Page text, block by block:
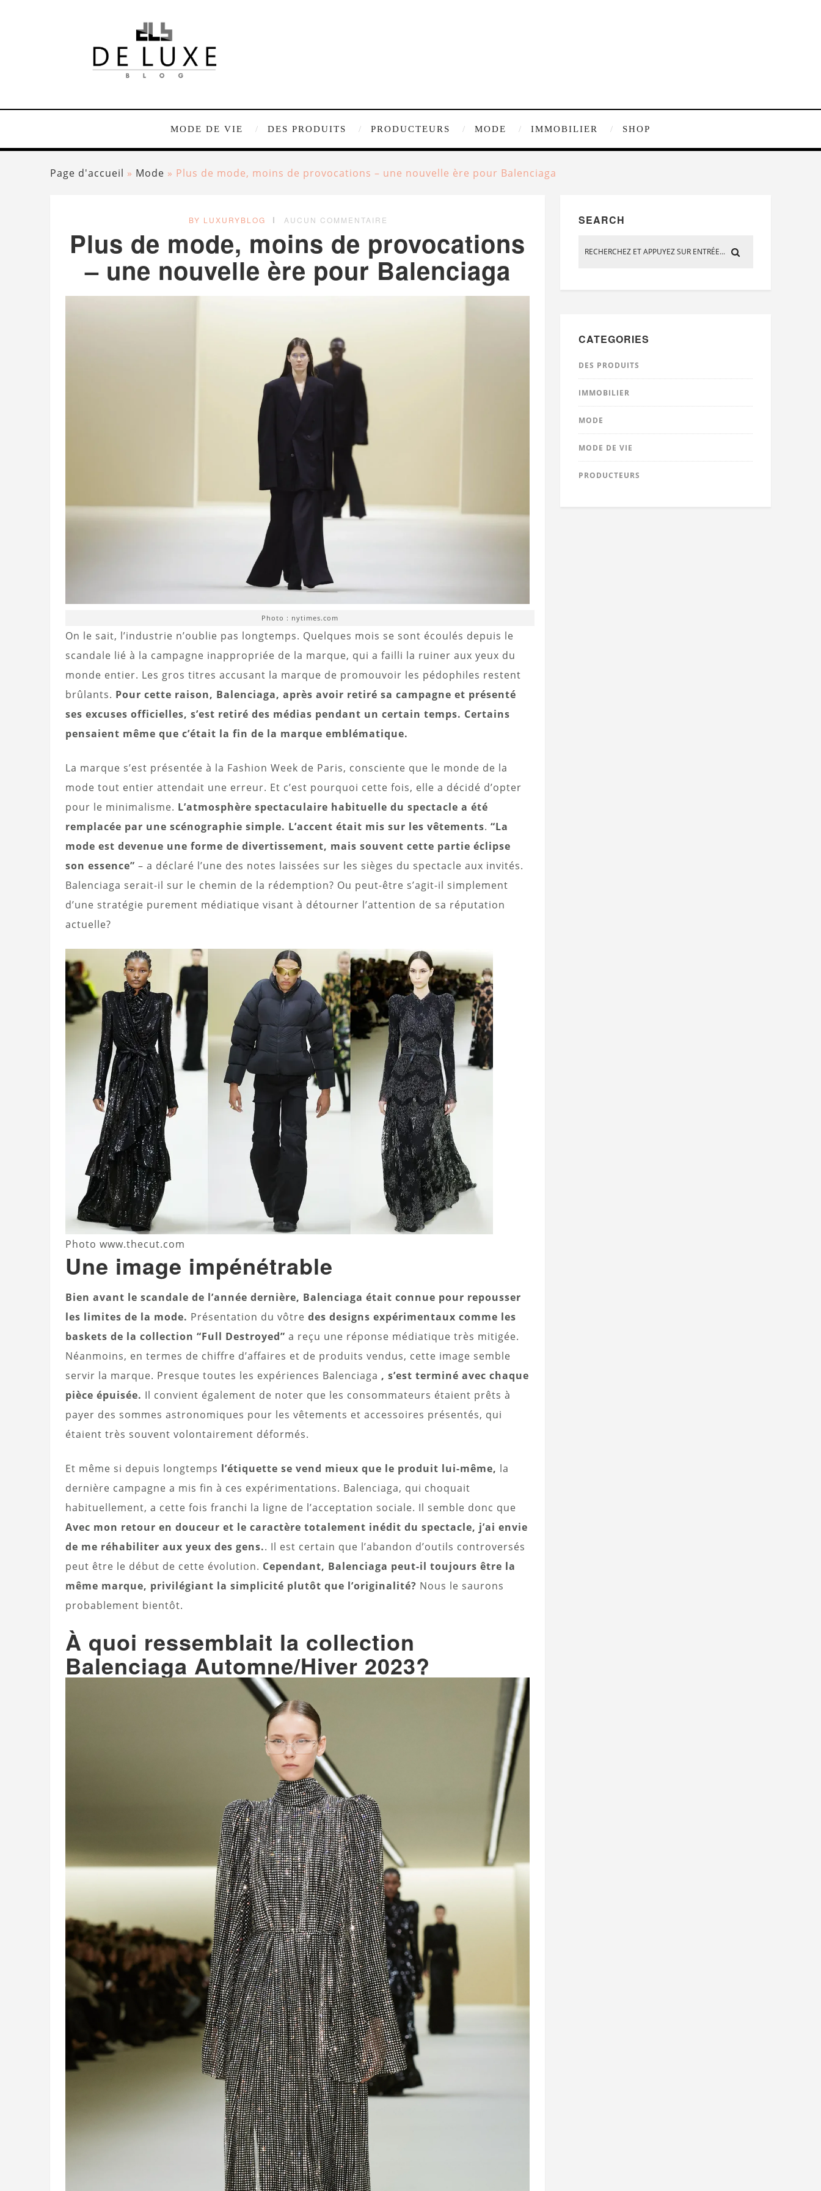
MODE DE VIE DES PRODUITS PRODUCTEURS MODE IMMOBILIER SHOP
Page d'accueil » Mode » Plus de mode, moins de provocations – une nouvelle ère pour Balenciaga
BY LUXURYBLOG AUCUN COMMENTAIRE
Plus de mode, moins de provocations
– une nouvelle ère pour Balenciaga
Photo : nytimes.com
On le sait, l’industrie n’oublie pas longtemps. Quelques mois se sont écoulés depuis le
scandale lié à la campagne inappropriée de la marque, qui a failli la ruiner aux yeux du
monde entier. Les gros titres accusant la marque de promouvoir les pédophiles restent
brûlants. Pour cette raison, Balenciaga, après avoir retiré sa campagne et présenté
ses excuses officielles, s’est retiré des médias pendant un certain temps. Certains
pensaient même que c’était la fin de la marque emblématique.
La marque s’est présentée à la Fashion Week de Paris, consciente que le monde de la
mode tout entier attendait une erreur. Et c’est pourquoi cette fois, elle a décidé d’opter
pour le minimalisme. L’atmosphère spectaculaire habituelle du spectacle a été
remplacée par une scénographie simple. L’accent était mis sur les vêtements. “La
mode est devenue une forme de divertissement, mais souvent cette partie éclipse
son essence” – a déclaré l’une des notes laissées sur les sièges du spectacle aux invités.
Balenciaga serait-il sur le chemin de la rédemption? Ou peut-être s’agit-il simplement
d’une stratégie purement médiatique visant à détourner l’attention de sa réputation
actuelle?
Photo www.thecut.com
Une image impénétrable
Bien avant le scandale de l’année dernière, Balenciaga était connue pour repousser
les limites de la mode. Présentation du vôtre des designs expérimentaux comme les
baskets de la collection “Full Destroyed” a reçu une réponse médiatique très mitigée.
Néanmoins, en termes de chiffre d’affaires et de produits vendus, cette image semble
servir la marque. Presque toutes les expériences Balenciaga , s’est terminé avec chaque
pièce épuisée. Il convient également de noter que les consommateurs étaient prêts à
payer des sommes astronomiques pour les vêtements et accessoires présentés, qui
étaient très souvent volontairement déformés.
Et même si depuis longtemps l’étiquette se vend mieux que le produit lui-même, la
dernière campagne a mis fin à ces expérimentations. Balenciaga, qui choquait
habituellement, a cette fois franchi la ligne de l’acceptation sociale. Il semble donc que
Avec mon retour en douceur et le caractère totalement inédit du spectacle, j’ai envie
de me réhabiliter aux yeux des gens.. Il est certain que l’abandon d’outils controversés
peut être le début de cette évolution. Cependant, Balenciaga peut-il toujours être la
même marque, privilégiant la simplicité plutôt que l’originalité? Nous le saurons
probablement bientôt.
À quoi ressemblait la collection
Balenciaga Automne/Hiver 2023?
SEARCH
CATEGORIES
DES PRODUITS
IMMOBILIER
MODE
MODE DE VIE
PRODUCTEURS